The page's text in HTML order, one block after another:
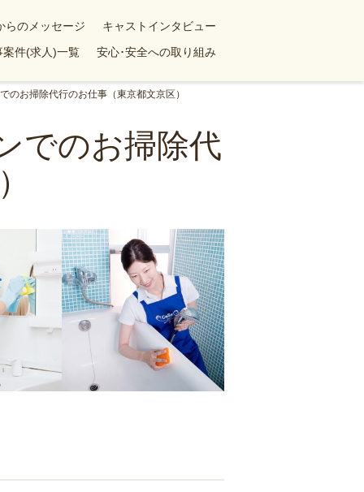
らのメッセージ
キャストインタビュー
案件(求人)一覧 安心･安全への取り組み
のお掃除代行のお仕事（東京都文京区）
でのお掃除代